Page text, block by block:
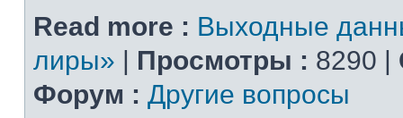
Read more : Выходные
лиры» | Просмотры : 8290 |
Форум : Другие вопросы